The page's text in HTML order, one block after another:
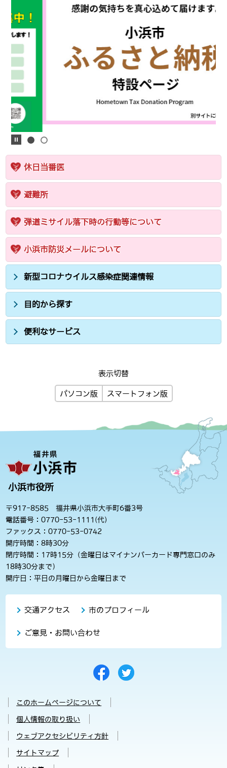
休日当番医
避難所
弾道ミサイル落下時の行動等について
小浜市防災メールについて
新型コロナウイルス感染症関連情報
目的から探す
便利なサービス
表示切替
パソコン版 スマートフォン版
小浜市役所
〒917-8585 福井県小浜市大手町6番3号
電話番号：0770-53-1111(代)
ファックス：0770-53-0742
開庁時間：8時30分
閉庁時間：17時15分（金曜日はマイナンバーカード専門窓口のみ
18時30分まで）
開庁日：平日の月曜日から金曜日まで
交通アクセス 市のプロフィール
ご意見・お問い合わせ
このホームページについて
個人情報の取り扱い
ウェブアクセシビリティ方針
サイトマップ